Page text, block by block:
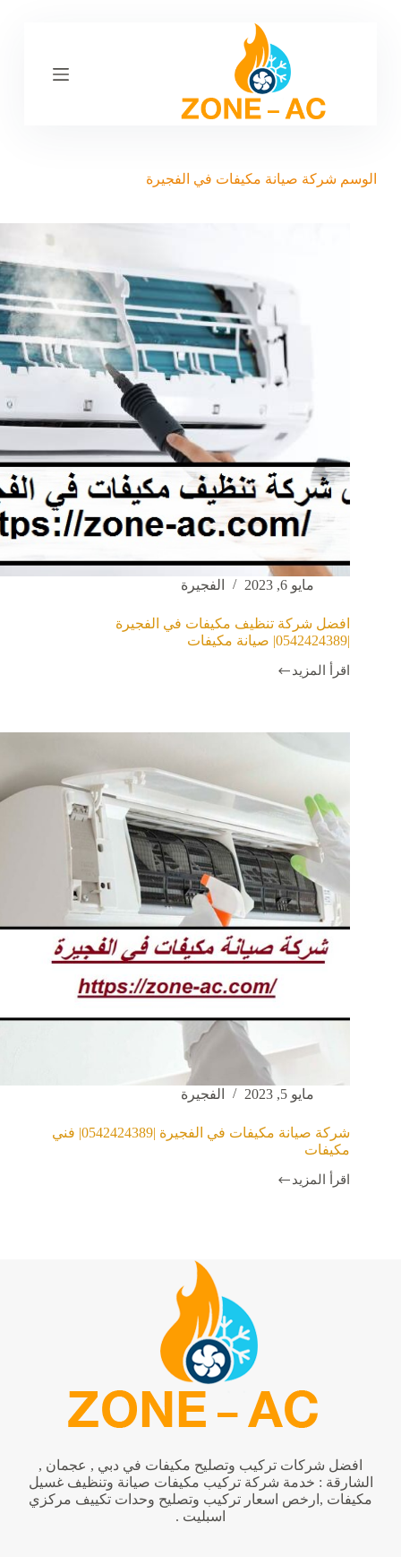
م
و
ى
الوسم شركة صيانة مكيفات في الفجيرة
مايو 6, 2023 الفجيرة
افضل شركة تنظيف مكيفات في الفجيرة
|0542424389| صيانة مكيفات
اقرأ المزيد
افضل
الفجيرة
مكيفات
مايو 5, 2023 الفجيرة
شركة صيانة مكيفات في الفجيرة |0542424389| فني
مكيفات
اقرأ المزيد
شركة
افضل شركات تركيب وتصليح مكيفات في دبي , عجمان ,
الشارقة : خدمة شركة تركيب مكيفات صيانة وتنظيف غسيل
مكيفات ,ارخص اسعار تركيب وتصليح وحدات تكييف مركزي
اسبليت .